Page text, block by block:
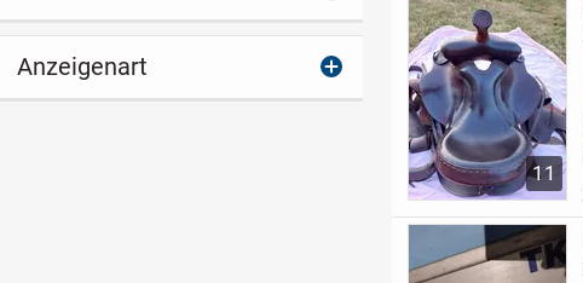
11
Anzeigenart